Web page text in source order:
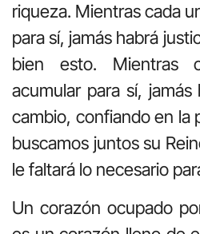
riqueza. Mientras cada
para sí, jamás habrá
bien esto. Mientras
acumular para sí, jamás
cambio, confiando en la
buscamos juntos su
le faltará lo necesario
Un corazón ocupado